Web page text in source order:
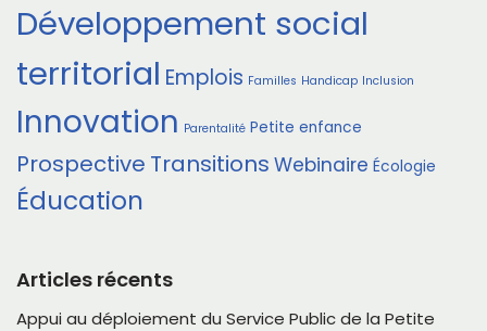
Développement social
territorial Emplois Familles Handicap Inclusion
Innovation Parentalité Petite enfance
Prospective Transitions Webinaire Écologie
Éducation
Articles récents
Appui au déploiement du Service Public de la Petite